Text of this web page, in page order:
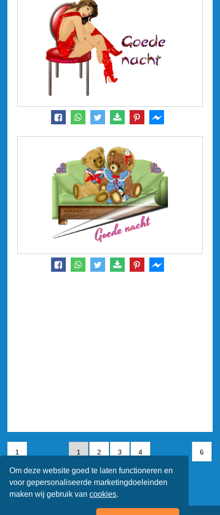
Om deze website goed te laten functioneren en
voor gepersonaliseerde marketingdoeleinden
maken wij gebruik vancookies.
1 1 2 3 4 6